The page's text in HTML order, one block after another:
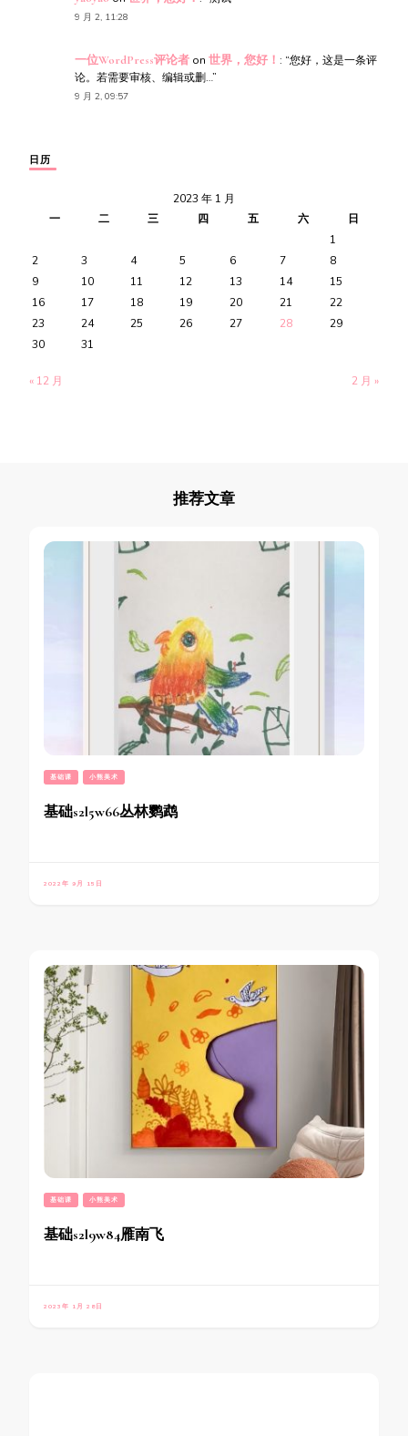
9 月 2, 11:28
一位WordPress评论者 on 世界，您好！ : “您好，这是一条评
论。若需要审核、编辑或删…”
9 月 2, 09:57
日历
2023 年 1 月
一
二 三 四 五 六
日
1
2
3 4 5 6 7
8
9
10 11 12 13 14
15
16
17 18 19 20 21
22
23
24 25 26 27 28
29
30
31
« 12 月 2 月 »
推荐文章
基础课 小熊美术
基础s2l5w66丛林鹦鹉
2022年 9月 15日
基础课 小熊美术
基础s2l9w84雁南飞
2023年 1月 28日